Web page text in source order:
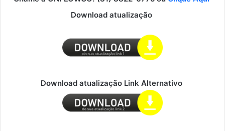
Download atualização
Download atualização Link Alternativo